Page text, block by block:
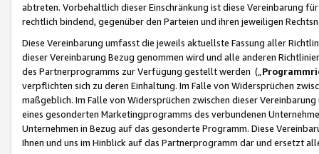
abtreten. Vorbehaltlich dieser Einschränkung ist diese Vereinbarung
rechtlich bindend, gegenüber den Parteien und ihren jeweiligen
Diese Vereinbarung umfasst die jeweils aktuellste Fassung aller
dieser Vereinbarung Bezug genommen wird und alle anderen
des Partnerprogramms zur Verfügung gestellt werden („
verpflichten sich zu deren Einhaltung. Im Falle von Widersprüchen
maßgeblich. Im Falle von Widersprüchen zwischen dieser
eines gesonderten Marketingprogramms des verbundenen
Unternehmen in Bezug auf das gesonderte Programm. Diese
Ihnen und uns im Hinblick auf das Partnerprogramm dar und ersetzt